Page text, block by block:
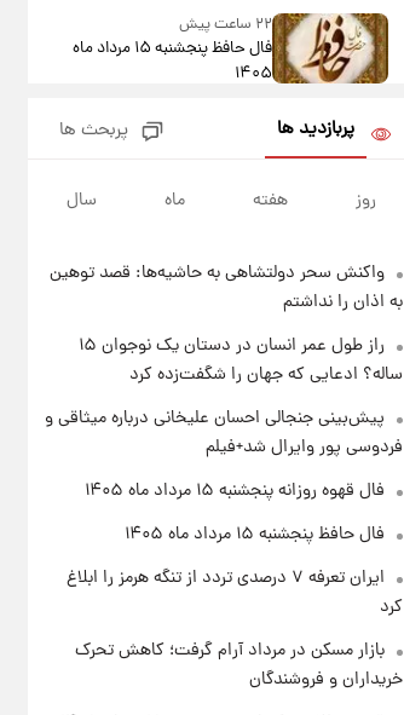
۲۲ ساعت پیش
فال حافظ پنجشنبه ۱۵ مرداد ماه
۱۴۰۵
فال قهوه روزانه پنجشنبه ۱۵ مرداد
ماه ۱۴۰۵
۱ روز پیش
چهارشنبه ۱۴ مرداد + جدول
۱ روز پیش
تولید سایپا؛ نام خودرو، مبلغ پیش
پرداخت و زمان تحویل | سود
مشارکت چند درصد است؟
پربازدید ها پربحث ها
روز هفته ماه سال
واکنش سحر دولتشاهی به حاشیه‌ها: قصد توهین
به اذان را نداشتم
راز طول عمر انسان در دستان یک نوجوان ۱۵
ساله؟ ادعایی که جهان را شگفت‌زده کرد
پیش‌بینی جنجالی احسان علیخانی درباره میثاقی و
فردوسی پور وایرال شد+فیلم
فال قهوه روزانه پنجشنبه ۱۵ مرداد ماه ۱۴۰۵
فال حافظ پنجشنبه ۱۵ مرداد ماه ۱۴۰۵
ایران تعرفه ۷ درصدی تردد از تنگه هرمز را ابلاغ
کرد
بازار مسکن در مرداد آرام گرفت؛ کاهش تحرک
خریداران و فروشندگان